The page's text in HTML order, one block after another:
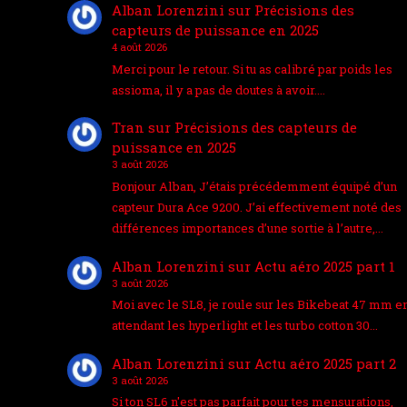
Alban Lorenzini sur Précisions des
capteurs de puissance en 2025
4 août 2026
Merci pour le retour. Si tu as calibré par poids les
assioma, il y a pas de doutes à avoir.…
Tran sur Précisions des capteurs de
puissance en 2025
3 août 2026
Bonjour Alban, J’étais précédemment équipé d’un
capteur Dura Ace 9200. J’ai effectivement noté des
différences importances d’une sortie à l’autre,…
Alban Lorenzini sur Actu aéro 2025 part 1
3 août 2026
Moi avec le SL8, je roule sur les Bikebeat 47 mm
attendant les hyperlight et les turbo cotton 30…
Alban Lorenzini sur Actu aéro 2025 part 2
3 août 2026
Si ton SL6 n'est pas parfait pour tes mensurations,